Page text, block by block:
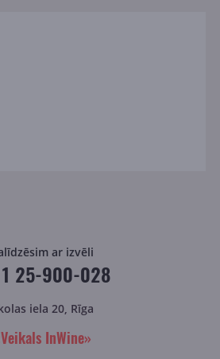
ar izvēli
25-900-028
iela 20, Rīga
InWine»